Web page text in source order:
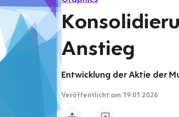
Anstieg
Entwicklung der Aktie der
Veröffentlicht am 19.01.2026